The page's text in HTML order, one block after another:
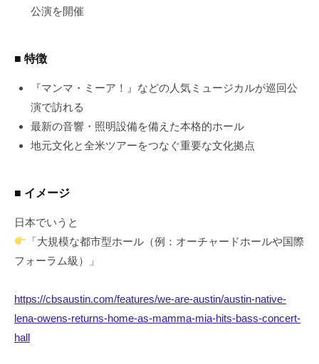
公演を開催
■ 特徴
『マンマ・ミーア！』などの人気ミュージカルが巡回公
演で訪れる
最新の音響・照明設備を備えた本格的ホール
地元文化と全米ツアーをつなぐ重要な文化拠点
■ イメージ
日本でいうと
「大規模な都市型ホール（例：オーチャードホールや国際
フォーラム級）」
https://cbsaustin.com/features/we-are-austin/austin-native-
lena-owens-returns-home-as-mamma-mia-hits-bass-concert-
hall